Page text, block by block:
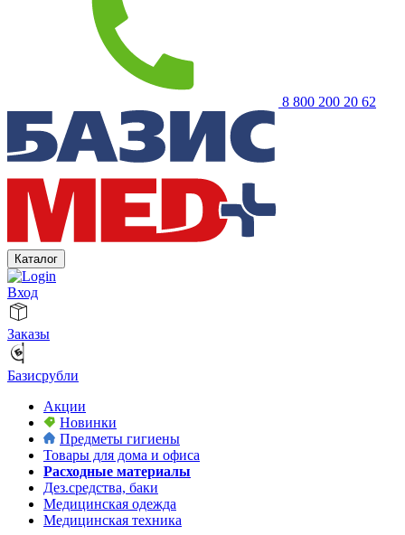
8 800 200 20 62
Каталог
Вход
Заказы
Базисрубли
Акции
Новинки
Предметы гигиены
Товары для дома и офиса
Расходные материалы
Дез.средства, баки
Медицинская одежда
Медицинская техника